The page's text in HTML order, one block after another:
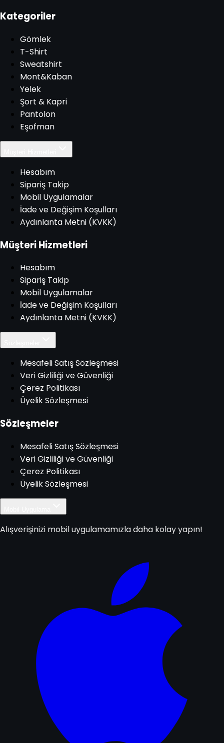
Kategoriler
Gömlek
T-Shirt
Sweatshirt
Mont&Kaban
Yelek
Şort & Kapri
Pantolon
Eşofman
Hesabım
Sipariş Takip
Mobil Uygulamalar
İade ve Değişim Koşulları
Aydınlanta Metni (KVKK)
Müşteri Hizmetleri
Hesabım
Sipariş Takip
Mobil Uygulamalar
İade ve Değişim Koşulları
Aydınlanta Metni (KVKK)
Mesafeli Satış Sözleşmesi
Veri Gizliliği ve Güvenliği
Çerez Politikası
Üyelik Sözleşmesi
Sözleşmeler
Mesafeli Satış Sözleşmesi
Veri Gizliliği ve Güvenliği
Çerez Politikası
Üyelik Sözleşmesi
Alışverişinizi mobil uygulamamızla daha kolay yapın!